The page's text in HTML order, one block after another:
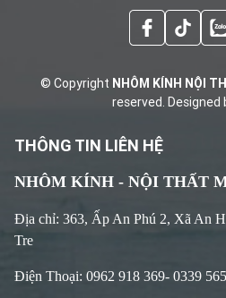
© Copyright NHÔM KÍNH NỘI
reserved. Designed
THÔNG TIN LIÊN HỆ
NHÔM KÍNH - NỘI THẤT
Địa chỉ: 363, Ấp An Phú 2, Xã An
Tre
Điện Thoại: 0962 918 369- 0339